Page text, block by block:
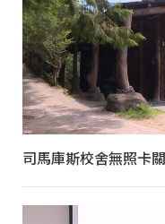
司馬庫斯校舍無照卡